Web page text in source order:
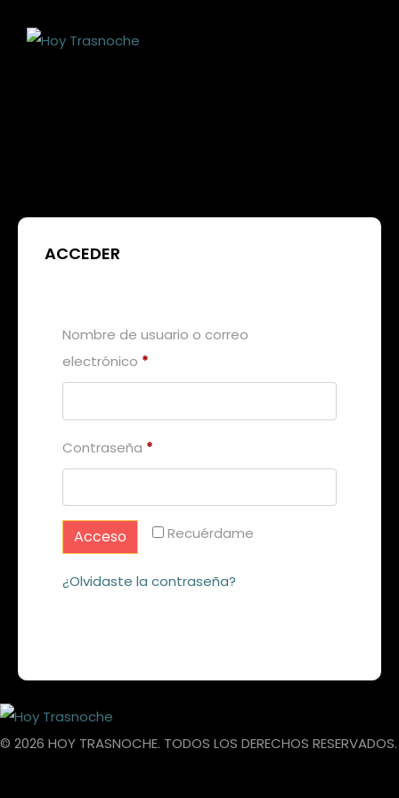
ACCEDER
Nombre de usuario o correo
electrónico *
Contraseña *
Recuérdame
Acceso
¿Olvidaste la contraseña?
© 2026 HOY TRASNOCHE. TODOS LOS DERECHOS RESERVADOS.